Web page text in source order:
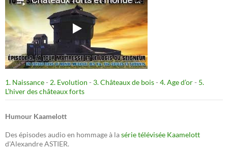
1. Naissance- 2. Evolution - 3. Châteaux de bois- 4. Age d’or- 5.
L’hiver des châteaux forts
Humour Kaamelott
Des épisodes audio en hommage à lasérie télévisée Kaamelott
d'Alexandre ASTIER.